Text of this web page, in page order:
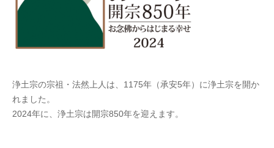
浄土宗の宗祖・法然上人は、1175年（承安5年）に浄土宗を開か
れました。
2024年に、浄土宗は開宗850年を迎えます。